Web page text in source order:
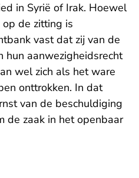
in Syrië of Irak. Hoewel
de zitting is
vast dat zij van de
hun aanwezigheidsrecht
wel zich als het ware
onttrokken. In dat
van de beschuldiging
de zaak in het openbaar